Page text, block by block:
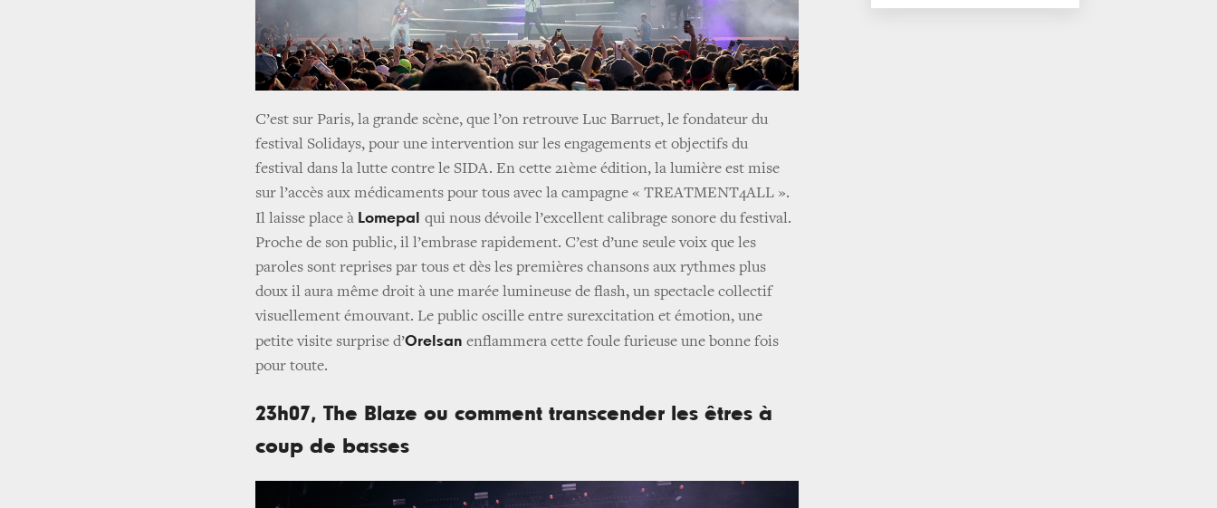
C’est sur Paris, la grande scène, que l’on retrouve Luc Barruet, le fondateur du
festival Solidays, pour une intervention sur les engagements et objectifs du
festival dans la lutte contre le SIDA. En cette 21ème édition, la lumière est mise
sur l’accès aux médicaments pour tous avec la campagne « TREATMENT4ALL ».
Il laisse place à Lomepal qui nous dévoile l’excellent calibrage sonore du festival.
Proche de son public, il l’embrase rapidement. C’est d’une seule voix que les
paroles sont reprises par tous et dès les premières chansons aux rythmes plus
doux il aura même droit à une marée lumineuse de flash, un spectacle collectif
visuellement émouvant. Le public oscille entre surexcitation et émotion, une
petite visite surprise d’Orelsan enflammera cette foule furieuse une bonne fois
pour toute.
23h07, The Blaze ou comment transcender les êtres à
coup de basses